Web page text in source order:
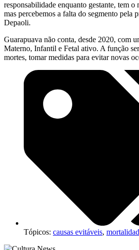
responsabilidade enquanto gestante, tem
mas percebemos a falta do segmento pela
Depaoli.
Guarapuava não conta, desde 2020, com
Materno, Infantil e Fetal ativo. A função
mortes, tomar medidas para evitar novas
Tópicos: causas evitáveis,